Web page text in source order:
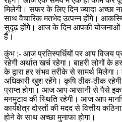
मिलेगी। सफर के लिए दिन ज्यादा अच्छा
साथ वैचारिक मतभेद उत्पन्न होंगे।
सुदृढ़ होंगे। आज के दिन आपकी योजनाओं
हैं।
कुंभ :- आज प्रतिस्पर्धियों पर आप विजय
रहेगी अर्थात खर्च रहेगा। बाहरी लोगों
के द्वारा हर संभव तरीके से सामर्थ मिलेगा।
अधिकारी खुश रहेंगे। कृषि ठीक-ठीक
प्राप्त होगा। आज आप आसानी से पैसे
मनमुटाव की स्थिति रहेगी। आज आप
कार्यक्षेत्र दोस्तों की मदद से वित्तीय
होने के साथ अच्छा मुनाफा होगा।